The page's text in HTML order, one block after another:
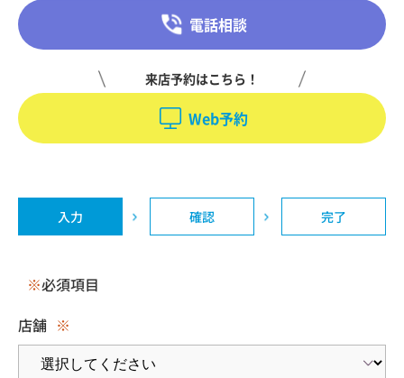
電話相談
来店予約はこちら！
Web予約
入力 確認 完了
※必須項目
店舗 ※